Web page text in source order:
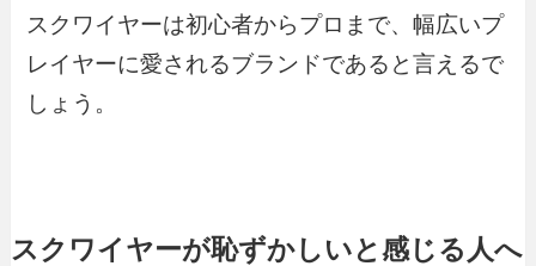
スクワイヤーは初心者からプロまで、幅広いプ
レイヤーに愛されるブランドであると言えるで
しょう。
スクワイヤーが恥ずかしいと感じる人へ